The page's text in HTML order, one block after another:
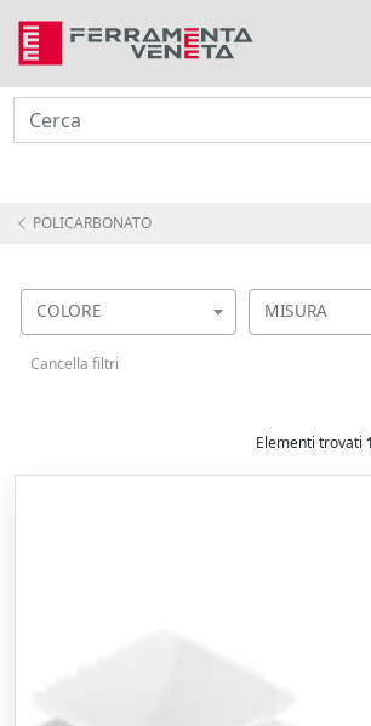
Cerca
POLICARBONATO
COLORE MISURA
Cancella filtri
Elementi trovati